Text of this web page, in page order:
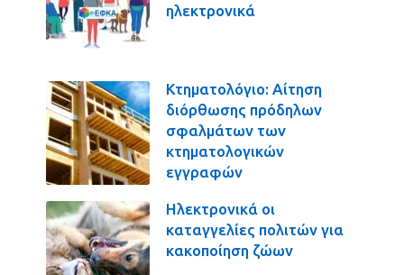
ηλεκτρονικά
Κτηματολόγιο: Αίτηση
διόρθωσης πρόδηλων
σφαλμάτων των
κτηματολογικών
εγγραφών
Ηλεκτρονικά οι
καταγγελίες πολιτών για
κακοποίηση ζώων